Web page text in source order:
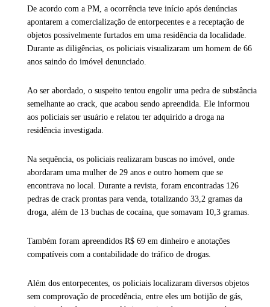
De acordo com a PM, a ocorrência teve início após denúncias
apontarem a comercialização de entorpecentes e a receptação de
objetos possivelmente furtados em uma residência da localidade.
Durante as diligências, os policiais visualizaram um homem de 66
anos saindo do imóvel denunciado.
Ao ser abordado, o suspeito tentou engolir uma pedra de substância
semelhante ao crack, que acabou sendo apreendida. Ele informou
aos policiais ser usuário e relatou ter adquirido a droga na
residência investigada.
Na sequência, os policiais realizaram buscas no imóvel, onde
abordaram uma mulher de 29 anos e outro homem que se
encontrava no local. Durante a revista, foram encontradas 126
pedras de crack prontas para venda, totalizando 33,2 gramas da
droga, além de 13 buchas de cocaína, que somavam 10,3 gramas.
Também foram apreendidos R$ 69 em dinheiro e anotações
compatíveis com a contabilidade do tráfico de drogas.
Além dos entorpecentes, os policiais localizaram diversos objetos
sem comprovação de procedência, entre eles um botijão de gás,